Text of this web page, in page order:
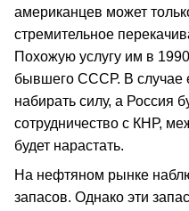
американцев может
стремительное
Похожую услугу им в
бывшего СССР. В случае
набирать силу, а Россия
сотрудничество с КНР,
будет нарастать.
На нефтяном рынке
запасов. Однако эти